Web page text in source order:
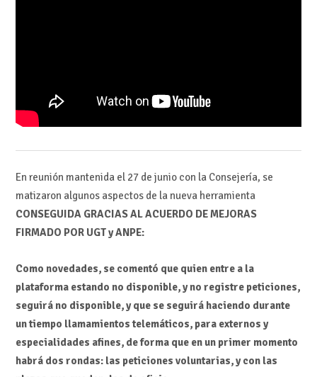
En reunión mantenida el 27 de junio con la Consejería, se
matizaron algunos aspectos de la nueva herramienta
CONSEGUIDA GRACIAS AL ACUERDO DE MEJORAS
FIRMADO POR UGT y ANPE:
Como novedades, se comentó que quien entre a la
plataforma estando no disponible, y no registre peticiones,
seguirá no disponible, y que se seguirá haciendo durante
un tiempo llamamientos telemáticos, para externos y
especialidades afines, de forma que en un primer momento
habrá dos rondas: las peticiones voluntarias, y con las